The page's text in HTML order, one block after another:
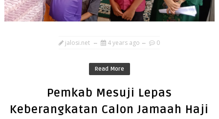
jalosi.net 4 years ago 0
Read More
Pemkab Mesuji Lepas
Keberangkatan Calon Jamaah Haji